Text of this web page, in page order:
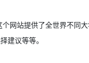
个网站提供了全世界不同
建议等等。